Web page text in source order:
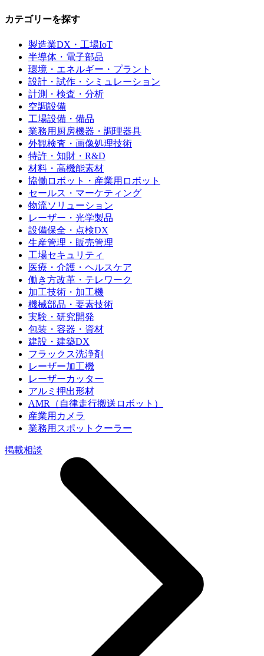
カテゴリーを探す
製造業DX・工場IoT
半導体・電子部品
環境・エネルギー・プラント
設計・試作・シミュレーション
計測・検査・分析
空調設備
工場設備・備品
業務用厨房機器・調理器具
外観検査・画像処理技術
特許・知財・R&D
材料・高機能素材
協働ロボット・産業用ロボット
セールス・マーケティング
物流ソリューション
レーザー・光学製品
設備保全・点検DX
生産管理・販売管理
工場セキュリティ
医療・介護・ヘルスケア
働き方改革・テレワーク
加工技術・加工機
機械部品・要素技術
実験・研究開発
包装・容器・資材
建設・建築DX
フラックス洗浄剤
レーザー加工機
レーザーカッター
アルミ押出形材
AMR（自律走行搬送ロボット）
産業用カメラ
業務用スポットクーラー
掲載相談